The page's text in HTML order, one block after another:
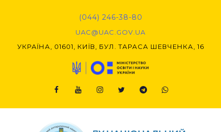
(044) 246-38-80
UAC@UAC.GOV.UA​​
УКРАЇНА, 01601, КИЇВ, БУЛ. ТАРАСА ШЕВЧЕНКА, 16